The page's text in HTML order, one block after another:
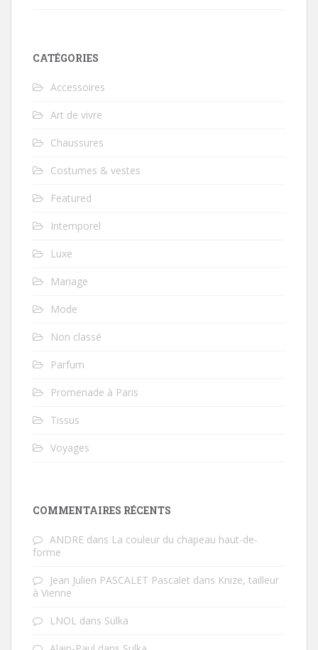
CATÉGORIES
Accessoires
Art de vivre
Chaussures
Costumes & vestes
Featured
Intemporel
Luxe
Mariage
Mode
Non classé
Parfum
Promenade à Paris
Tissus
Voyages
COMMENTAIRES RÉCENTS
ANDRE dans La couleur du chapeau haut-de-
forme
Jean Julien PASCALET Pascalet dans Knize, tailleur
à Vienne
LNOL dans Sulka